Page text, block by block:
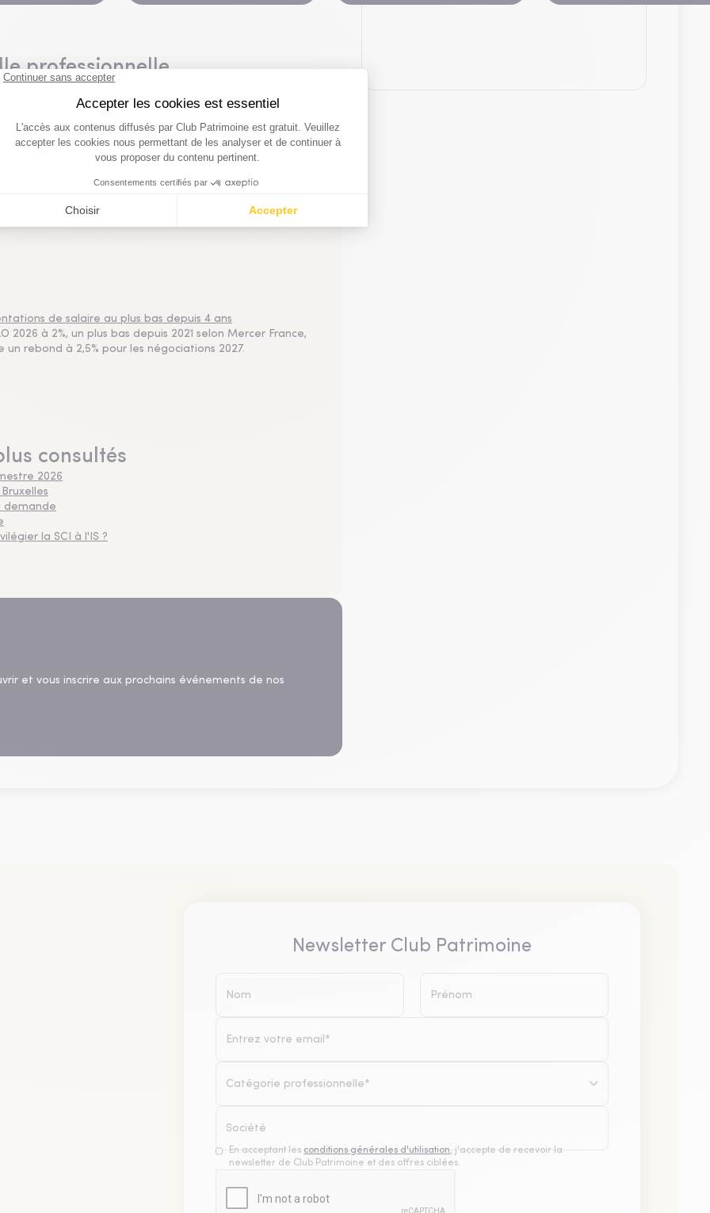
professionnelle
de la gestion d'actifs, une actualité chiffrée précieuse
résumés en un graphique ou une infographie dans
etc. Ne manquez pas l'info visuelle quotidienne !
de salaire au plus bas depuis 4 ans
2026 à 2%, un plus bas depuis 2021 selon Mercer France,
un rebond à 2,5% pour les négociations 2027.
consultés
2026
demande
la SCI à l'IS ?
et vous inscrire aux prochains événements de nos
Newsletter Club Patrimoine
Catégorie professionnelle*
En acceptant les conditions générales d'utilisation, j'accepte de recevoir la
newsletter de Club Patrimoine et des offres ciblées.